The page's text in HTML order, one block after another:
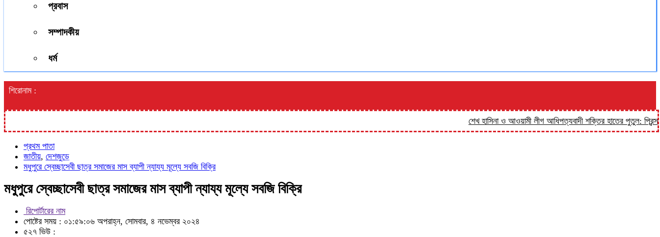
প্রবাস
সম্পাদকীয়
ধর্ম
শিরোনাম :
শেখ হাসিনা ও আওয়ামী লীগ আধিপত্যবাদী শক্তির হাতের পুতুল: প্রিন্স
প্রথম পাতা
জাতীয়, দেশজুড়ে
মধুপুরে স্বেচ্ছাসেবী ছাত্র সমাজের মাস ব্যাপী ন্যায্য মূল্যে সবজি বিক্রি
মধুপুরে স্বেচ্ছাসেবী ছাত্র সমাজের মাস ব্যাপী ন্যায্য মূল্যে সবজি বিক্রি
রিপোর্টারের নাম
পোষ্টের সময় : ০১:৫৯:০৬ অপরাহ্ন, সোমবার, ৪ নভেম্বর ২০২৪
৫২৭ ভিউ :